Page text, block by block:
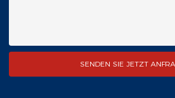
SENDEN SIE JETZT